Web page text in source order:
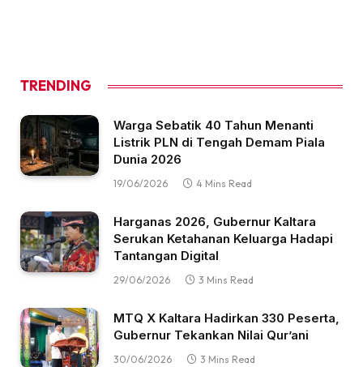
TRENDING
Warga Sebatik 40 Tahun Menanti
Listrik PLN di Tengah Demam Piala
Dunia 2026
19/06/2026 4 Mins Read
Harganas 2026, Gubernur Kaltara
Serukan Ketahanan Keluarga Hadapi
Tantangan Digital
29/06/2026 3 Mins Read
MTQ X Kaltara Hadirkan 330 Peserta,
Gubernur Tekankan Nilai Qur’ani
30/06/2026 3 Mins Read